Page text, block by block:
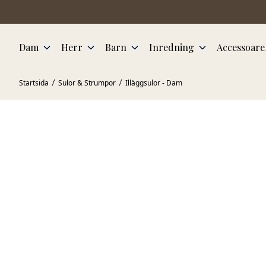
Dam Herr Barn Inredning
Startsida Sulor & Strumpor Illäggsulor - Dam